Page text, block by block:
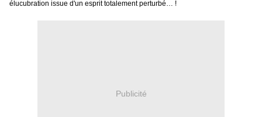
élucubration issue d'un esprit totalement perturbé… !
Publicité